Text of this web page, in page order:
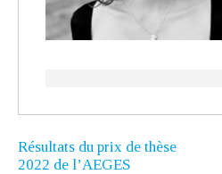
Résultats du prix de thèse
2022 de l’AEGES